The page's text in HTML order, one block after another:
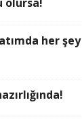
her şey